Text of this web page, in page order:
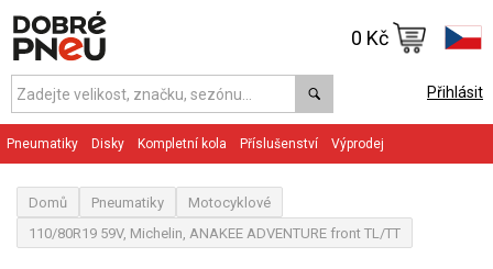
Přihlásit
0 Kč
Pneumatiky Disky Kompletní kola Příslušenství Výprodej
Domů Pneumatiky
Motocyklové
110/80R19 59V, Michelin, ANAKEE ADVENTURE front TL/TT